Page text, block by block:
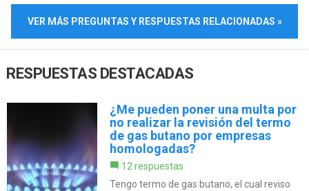
VER MÁS PREGUNTAS Y RESPUESTAS RELACIONADAS »
RESPUESTAS DESTACADAS
¿Me pueden poner una multa por
no realizar la revisión del termo
de gas butano por empresas
homologadas?
12 respuestas
Tengo termo de gas butano, el cual reviso